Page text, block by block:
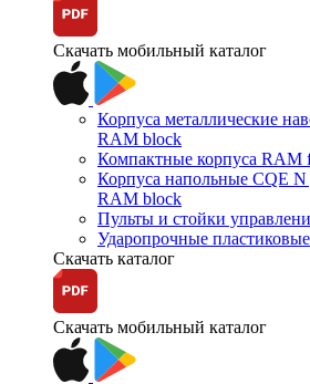
Скачать мобильный каталог
Корпуса металлические
RAM block
Компактные корпуса RAM
Корпуса напольные CQE N
RAM block
Пульты и стойки
Ударопрочные
Скачать каталог
Скачать мобильный каталог